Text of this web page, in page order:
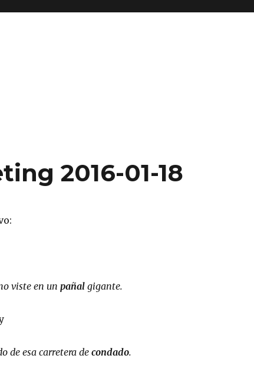
2016-01-18
viste en un pañalgigante.
de esa carretera de condado.